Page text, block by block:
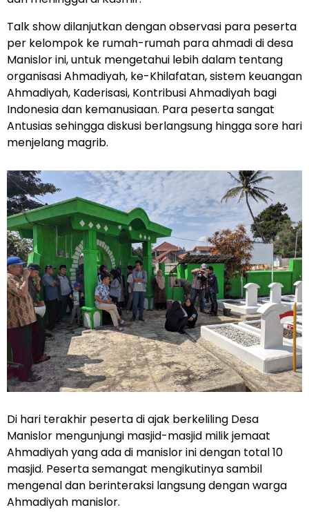
Talk show dilanjutkan dengan observasi para peserta
per kelompok ke rumah-rumah para ahmadi di desa
Manislor ini, untuk mengetahui lebih dalam tentang
organisasi Ahmadiyah, ke-Khilafatan, sistem keuangan
Ahmadiyah, Kaderisasi, Kontribusi Ahmadiyah bagi
Indonesia dan kemanusiaan. Para peserta sangat
Antusias sehingga diskusi berlangsung hingga sore hari
menjelang magrib.
Di hari terakhir peserta di ajak berkeliling Desa
Manislor mengunjungi masjid-masjid milik jemaat
Ahmadiyah yang ada di manislor ini dengan total 10
masjid. Peserta semangat mengikutinya sambil
mengenal dan berinteraksi langsung dengan warga
Ahmadiyah manislor.